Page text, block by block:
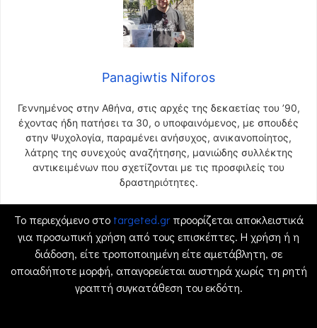
Panagiwtis Niforos
Γεννημένος στην Αθήνα, στις αρχές της δεκαετίας του ’90,
έχοντας ήδη πατήσει τα 30, ο υποφαινόμενος, με σπουδές
στην Ψυχολογία, παραμένει ανήσυχος, ανικανοποίητος,
λάτρης της συνεχούς αναζήτησης, μανιώδης συλλέκτης
αντικειμένων που σχετίζονται με τις προσφιλείς του
δραστηριότητες.
Το περιεχόμενο στο targeted.grπροορίζεται αποκλειστικά
για προσωπική χρήση από τους επισκέπτες. Η χρήση ή η
διάδοση, είτε τροποποιημένη είτε αμετάβλητη, σε
οποιαδήποτε μορφή, απαγορεύεται αυστηρά χωρίς τη ρητή
γραπτή συγκατάθεση του εκδότη.